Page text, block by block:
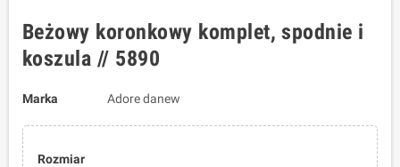
Beżowy koronkowy komplet, spodnie i
koszula // 5890
Marka Adore danew
Rozmiar